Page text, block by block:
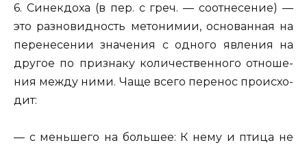
6. Си­нек­до­ха (в пер. с греч. — со­от­не­се­ние) —
это раз­но­вид­ность ме­то­ни­мии, ос­но­ван­ная на
пе­ре­не­се­нии зна­че­ния с од­но­го яв­ле­ния на
дру­гое по при­зна­ку ко­ли­че­ствен­но­го от­но­ше­
ния между ними. Чаще всего пе­ре­нос про­ис­хо­
дит:
— с мень­ше­го на боль­шее: К нему и птица не